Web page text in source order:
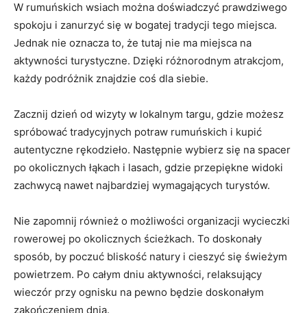
W rumuńskich wsiach można doświadczyć prawdziwego
spokoju ‌i zanurzyć ​się w bogatej tradycji tego miejsca.
Jednak nie oznacza ‌to, że tutaj nie ma miejsca​ na
aktywności turystyczne.‌ Dzięki różnorodnym atrakcjom,
każdy podróżnik‌ znajdzie ⁣coś dla siebie.
Zacznij​ dzień od wizyty ​w lokalnym targu, gdzie możesz ​
spróbować tradycyjnych potraw rumuńskich i kupić
autentyczne rękodzieło. Następnie ‌wybierz‌ się na spacer
po okolicznych łąkach i lasach, gdzie przepiękne widoki
zachwycą ⁣nawet najbardziej‍ wymagających turystów.
Nie zapomnij również o możliwości organizacji ⁢wycieczki
rowerowej po okolicznych ścieżkach.⁤ To doskonały
sposób, by poczuć bliskość natury i cieszyć​ się świeżym
powietrzem. Po całym dniu aktywności, relaksujący
wieczór przy ognisku na pewno będzie⁣ doskonałym
⁤zakończeniem dnia.